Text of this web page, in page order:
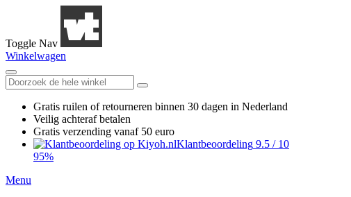
Toggle Nav
Winkelwagen
Gratis ruilen of retourneren binnen 30 dagen in Nederland
Veilig achteraf betalen
Gratis verzending vanaf 50 euro
Klantbeoordeling 9.5 / 10
95%
Menu